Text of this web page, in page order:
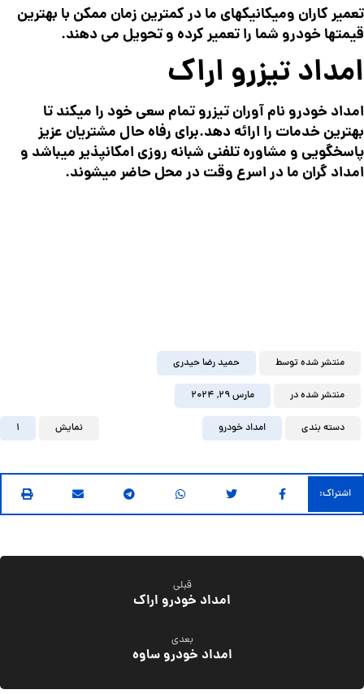
تعمیر کاران ومیکانیکهای ما در کمترین زمان ممکن با بهترین
قیمتها خودرو شما را تعمیر کرده و تحویل می دهند.
امداد تیزرو اراک
امداد خودرو نام آوران تیزرو تمام سعی خود را میکند تا
بهترین خدمات را ارائه دهد.برای رفاه حال مشتریان عزیز
پاسخگویی و مشاوره تلفنی شبانه روزی امکانپذیر میباشد و
امداد گران ما در اسرع وقت در محل حاضر میشوند.
منتشر شده توسط حمید رضا حیدری
منتشر شده در مارس ۲۹, ۲۰۲۴
دسته بندی امداد خودرو نمایش 1
قبلی
امداد خودرو اراک
بعدی
امداد خودرو ساوه